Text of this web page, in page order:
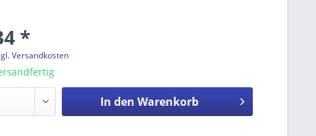
*
Versandkosten
In den Warenkorb